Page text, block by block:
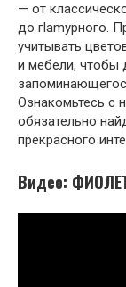
— от
до гlamурного.
учитывать
и мебели, чтобы
Ознакомьтесь с
обязательно
прекрасного
Видео: